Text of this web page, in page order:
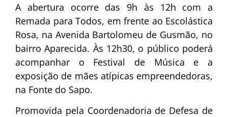
A abertura ocorre das 9h às 12h com a
Remada para Todos, em frente ao Escolástica
Rosa, na Avenida Bartolomeu de Gusmão, no
bairro Aparecida. Às 12h30, o público poderá
acompanhar o Festival de Música e a
exposição de mães atípicas empreendedoras,
na Fonte do Sapo.
Promovida pela Coordenadoria de Defesa de